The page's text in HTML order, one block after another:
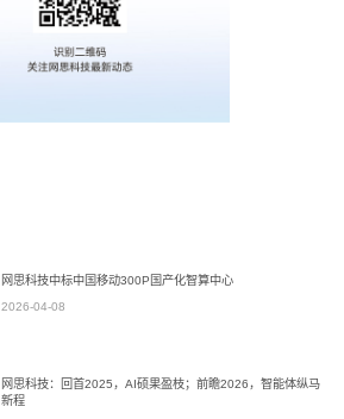
网思科技中标中国移动300P国产化智算中心
2026-04-08
网思科技：回首2025，AI硕果盈枝；前瞻2026，智能体纵马
新程